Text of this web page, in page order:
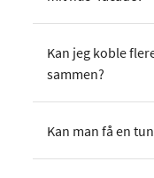
Kan jeg koble
sammen?
Kan man få en